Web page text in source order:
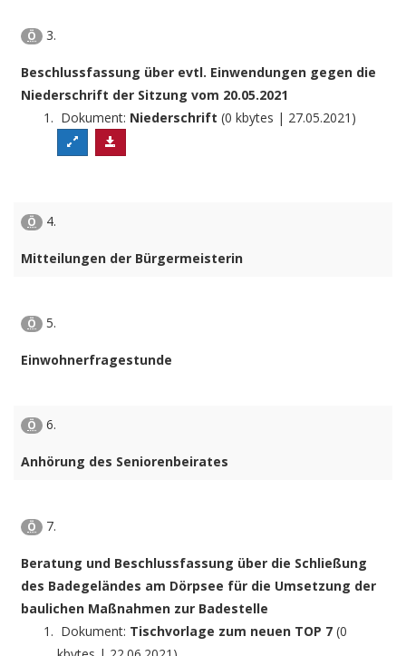
Ö 3.
Beschlussfassung über evtl. Einwendungen gegen die
Niederschrift der Sitzung vom 20.05.2021
Dokument: Niederschrift (0 kbytes | 27.05.2021)
Ö 4.
Mitteilungen der Bürgermeisterin
Ö 5.
Einwohnerfragestunde
Ö 6.
Anhörung des Seniorenbeirates
Ö 7.
Beratung und Beschlussfassung über die Schließung
des Badegeländes am Dörpsee für die Umsetzung der
baulichen Maßnahmen zur Badestelle
Dokument: Tischvorlage zum neuen TOP 7 (0